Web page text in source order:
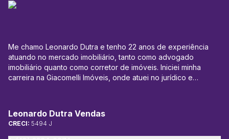
Me chamo Leonardo Dutra e tenho 22 anos de experiência
atuando no mercado imobiliário, tanto como advogado
imobiliário quanto como corretor de imóveis. Iniciei minha
carreira na Giacomelli Imóveis, onde atuei no jurídico e
de leilões e compra e venda de imóveis, tendo participado
diretamente de transações que totalizaram mais de 200
Leonardo Dutra Vendas
CRECI: 5494 J